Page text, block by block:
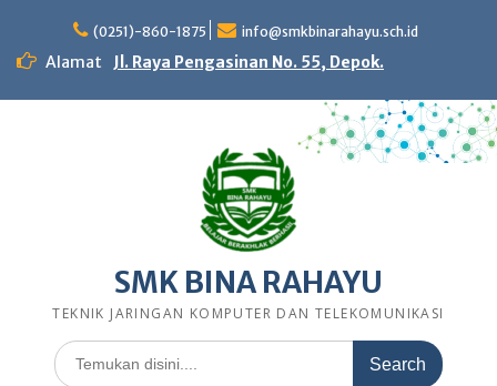
content
(0251)-860-1875 info@smkbinarahayu.sch.id
Alamat Jl. Raya Pengasinan No. 55, Depok.
SMK BINA RAHAYU
TEKNIK JARINGAN KOMPUTER DAN TELEKOMUNIKASI
Search
for: